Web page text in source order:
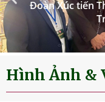
Hình Ảnh &